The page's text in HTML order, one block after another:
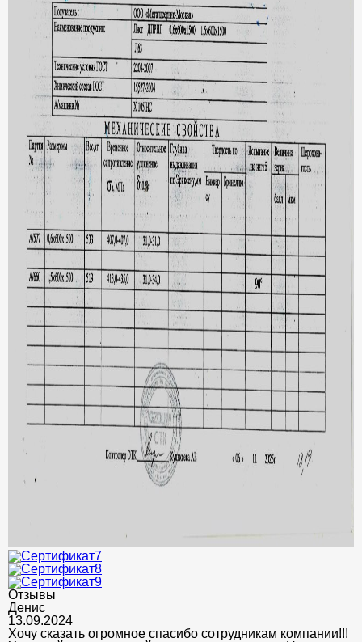
Отзывы
Денис
13.09.2024
Хочу сказать огромное спасибо сотрудникам компании!!!